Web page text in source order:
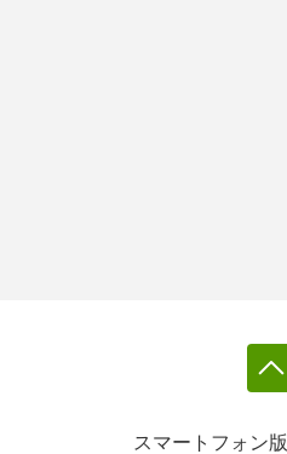
スマートフォン版